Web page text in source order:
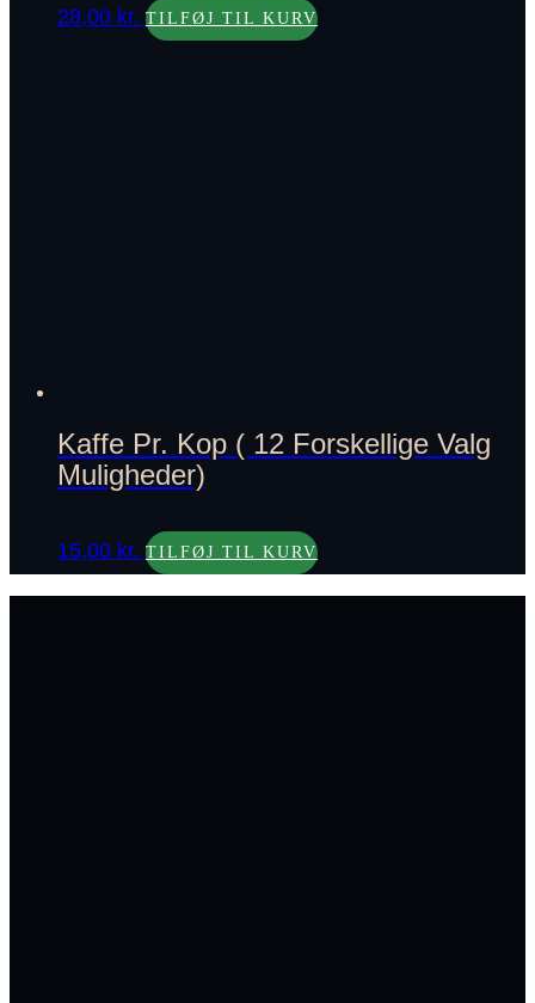
28,00 kr. TILFØJ TIL KURV
Kaffe Pr. Kop ( 12 Forskellige Valg
Muligheder)
15,00 kr. TILFØJ TIL KURV